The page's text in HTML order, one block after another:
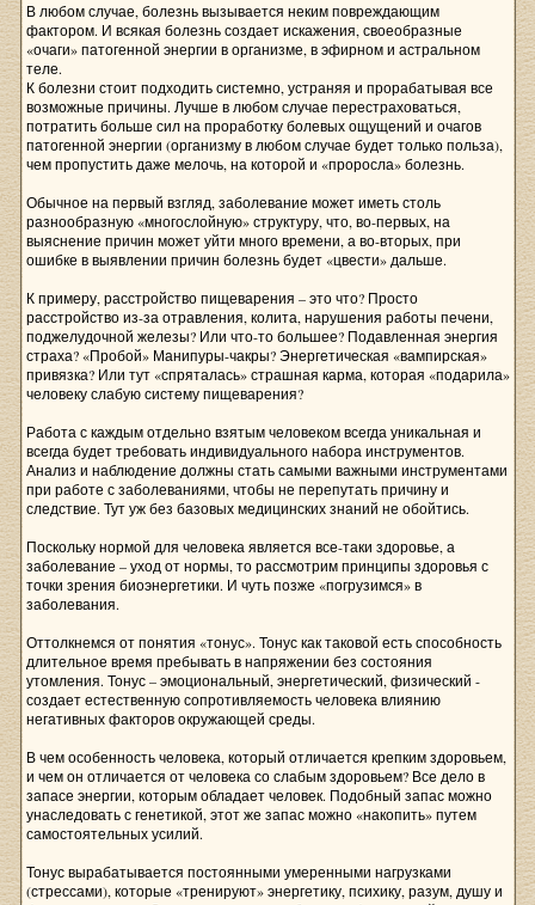
В любом случае, болезнь вызывается неким повреждающим
фактором. И всякая болезнь создает искажения, своеобразные
«очаги» патогенной энергии в организме, в эфирном и астральном
теле.
К болезни стоит подходить системно, устраняя и прорабатывая все
возможные причины. Лучше в любом случае перестраховаться,
потратить больше сил на проработку болевых ощущений и очагов
патогенной энергии (организму в любом случае будет только польза),
чем пропустить даже мелочь, на которой и «проросла» болезнь.
Обычное на первый взгляд, заболевание может иметь столь
разнообразную «многослойную» структуру, что, во-первых, на
выяснение причин может уйти много времени, а во-вторых, при
ошибке в выявлении причин болезнь будет «цвести» дальше.
К примеру, расстройство пищеварения – это что? Просто
расстройство из-за отравления, колита, нарушения работы печени,
поджелудочной железы? Или что-то большее? Подавленная энергия
страха? «Пробой» Манипуры-чакры? Энергетическая «вампирская»
привязка? Или тут «спряталась» страшная карма, которая «подарила»
человеку слабую систему пищеварения?
Работа с каждым отдельно взятым человеком всегда уникальная и
всегда будет требовать индивидуального набора инструментов.
Анализ и наблюдение должны стать самыми важными инструментами
при работе с заболеваниями, чтобы не перепутать причину и
следствие. Тут уж без базовых медицинских знаний не обойтись.
Поскольку нормой для человека является все-таки здоровье, а
заболевание – уход от нормы, то рассмотрим принципы здоровья с
точки зрения биоэнергетики. И чуть позже «погрузимся» в
заболевания.
Оттолкнемся от понятия «тонус». Тонус как таковой есть способность
длительное время пребывать в напряжении без состояния
утомления. Тонус – эмоциональный, энергетический, физический -
создает естественную сопротивляемость человека влиянию
негативных факторов окружающей среды.
В чем особенность человека, который отличается крепким здоровьем,
и чем он отличается от человека со слабым здоровьем? Все дело в
запасе энергии, которым обладает человек. Подобный запас можно
унаследовать с генетикой, этот же запас можно «накопить» путем
самостоятельных усилий.
Тонус вырабатывается постоянными умеренными нагрузками
(стрессами), которые «тренируют» энергетику, психику, разум, душу и